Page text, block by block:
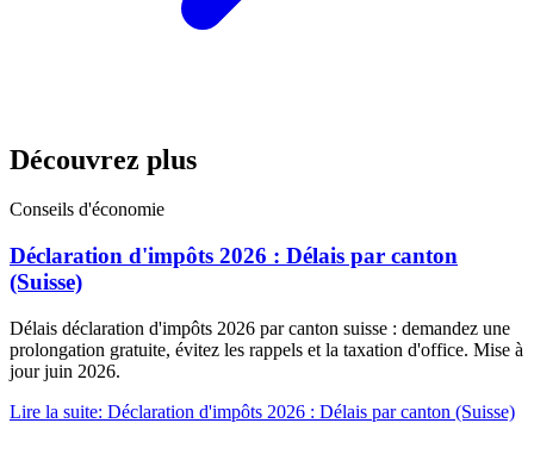
Découvrez plus
Conseils d'économie
Déclaration d'impôts 2026 : Délais par canton
(Suisse)
Délais déclaration d'impôts 2026 par canton suisse : demandez une
prolongation gratuite, évitez les rappels et la taxation d'office. Mise à
jour juin 2026.
Lire la suite: Déclaration d'impôts 2026 : Délais par canton (Suisse)